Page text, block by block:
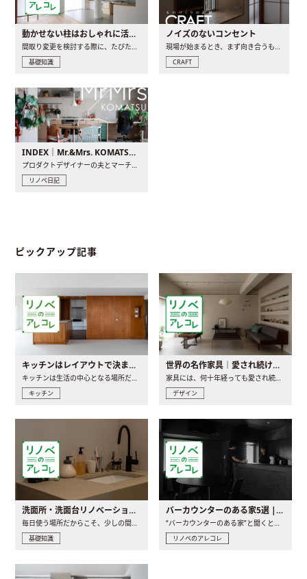
動かせない柱はおしゃれに活用！柱を魅せるリノベーション(リノベ)4選
間取り変更を検討する際に、たびたび皆さんの頭を悩ませる動か..
基礎知識
ノイズのないコンセント
現場が始まるとき、まず向き合うものの一つがコンセントです..
CRAFT
INDEX｜Mr.&Mrs. KOMATSU renovation diary
プロダクトデザイナーの夫とマーチャンダイザーの妻が、夫婦で..
リノベ日記
ピックアップ記事
キッチンはレイアウトで決まる。後悔しないための考え方と選び方
キッチンは生活の中心となる場所だからこそ、家の中のどこに置..
キッチン
世界の名作家具｜愛され続ける理由と一生モノとの出会い方
家具には、何十年経っても愛され続ける「名作」と呼ばれるもの..
デザイン
洗面所・洗面台リノベーションの事例と間取りアイデア
毎日使う場所だからこそ、少しの間取りの工夫や素材の選び方で..
基礎知識
バーカウンターのある家5選 | 日常に馴染む“距離の近い”キッチンとは
“バーカウンターのある家”と聞くと、少し特別な、大人のための..
リノベのアレコレ